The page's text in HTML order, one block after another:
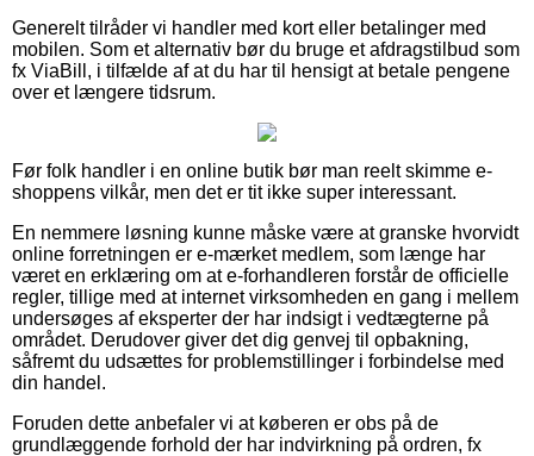
Generelt tilråder vi handler med kort eller betalinger med
mobilen. Som et alternativ bør du bruge et afdragstilbud som
fx ViaBill, i tilfælde af at du har til hensigt at betale pengene
over et længere tidsrum.
Før folk handler i en online butik bør man reelt skimme e-
shoppens vilkår, men det er tit ikke super interessant.
En nemmere løsning kunne måske være at granske hvorvidt
online forretningen er e-mærket medlem, som længe har
været en erklæring om at e-forhandleren forstår de officielle
regler, tillige med at internet virksomheden en gang i mellem
undersøges af eksperter der har indsigt i vedtægterne på
området. Derudover giver det dig genvej til opbakning,
såfremt du udsættes for problemstillinger i forbindelse med
din handel.
Foruden dette anbefaler vi at køberen er obs på de
grundlæggende forhold der har indvirkning på ordren, fx